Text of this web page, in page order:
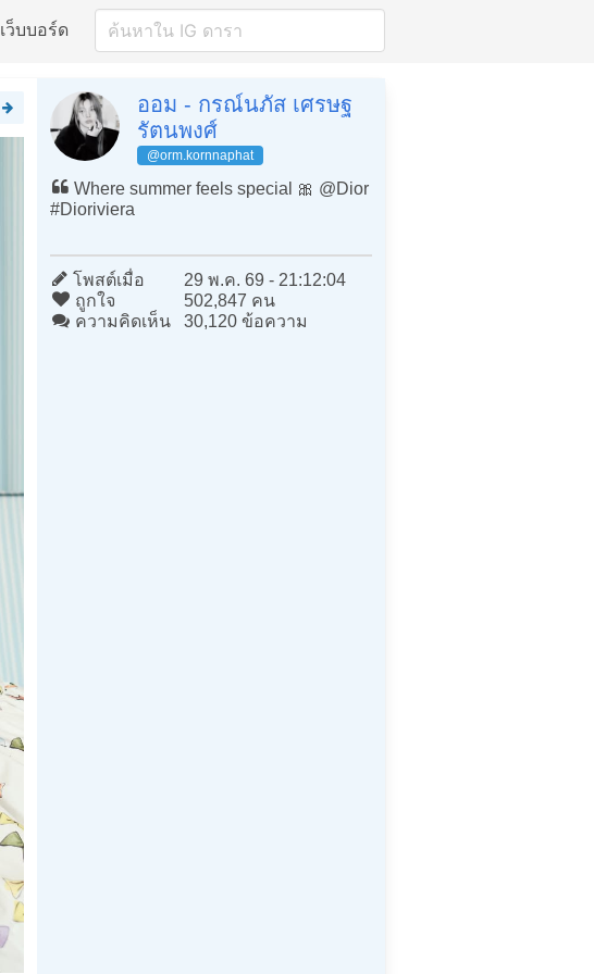
เว็บบอร์ด
ออม - กรณ์นภัส เศรษฐ
รัตนพงศ์
@orm.kornnaphat
Where summer feels special 🎀 @Dior
#Dioriviera
โพสต์เมื่อ
29 พ.ค. 69 - 21:12:04
ถูกใจ
502,847 คน
ความคิดเห็น
30,120 ข้อความ